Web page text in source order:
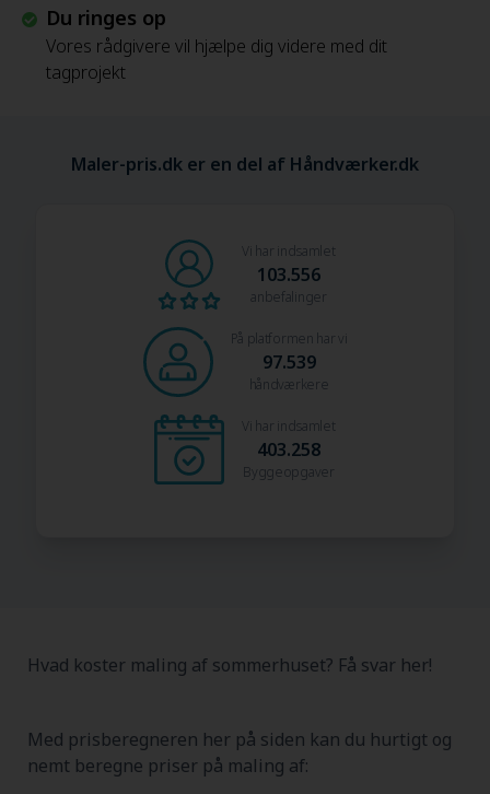
Du ringes op
Vores rådgivere vil hjælpe dig videre med dit
tagprojekt
Maler-pris.dk er en del af Håndværker.dk
Vi har indsamlet
103.556
anbefalinger
På platformen har vi
97.539
håndværkere
Vi har indsamlet
403.258
Byggeopgaver
Hvad koster maling af sommerhuset? Få svar her!
Med prisberegneren her på siden kan du hurtigt og
nemt beregne priser på maling af: